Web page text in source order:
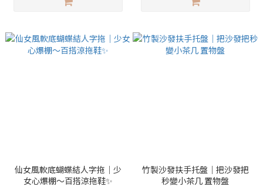
仙女風軟底蝴蝶結人字拖｜少
女心爆棚～百搭涼拖鞋✨
竹製沙發扶手托盤｜把沙發把
秒變小茶几 置物盤